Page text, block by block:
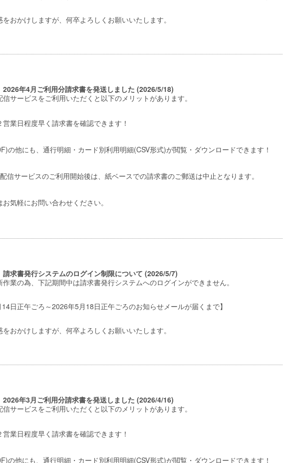
おかけしますが、何卒よろしくお願いいたします。
2026年4月ご利用分請求書を発送しました (2026/5/18)
サービスをご利用いただくと以下のメリットがあります。
業日程度早く請求書を確認できます！
の他にも、通行明細・カード別利用明細(CSV形式)が閲覧・ダウンロードできます！
信サービスのご利用開始後は、紙ベースでの請求書のご郵送は中止となります。
気軽にお問い合わせください。
請求書発行システムのログイン制限について (2026/5/7)
作業の為、下記期間中は請求書発行システムへのログインができません。
14日正午ごろ～2026年5月18日正午ごろのお知らせメールが届くまで】
おかけしますが、何卒よろしくお願いいたします。
2026年3月ご利用分請求書を発送しました (2026/4/16)
サービスをご利用いただくと以下のメリットがあります。
業日程度早く請求書を確認できます！
の他にも、通行明細・カード別利用明細(CSV形式)が閲覧・ダウンロードできます！